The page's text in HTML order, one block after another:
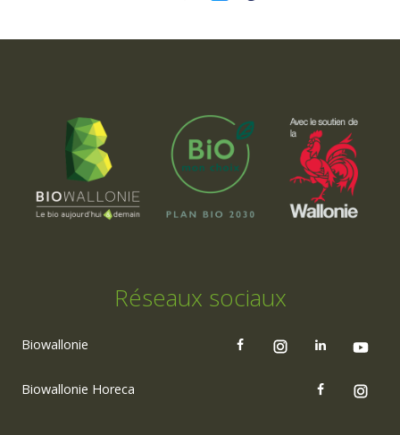
Réseaux sociaux
Biowallonie
Biowallonie Horeca